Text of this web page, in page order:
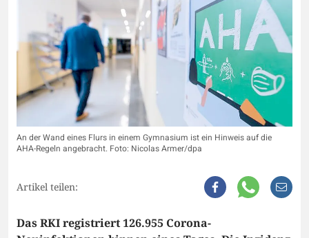
An der Wand eines Flurs in einem Gymnasium ist ein Hinweis auf die
AHA-Regeln angebracht. Foto: Nicolas Armer/dpa
Artikel teilen:
Das RKI registriert 126.955 Corona-